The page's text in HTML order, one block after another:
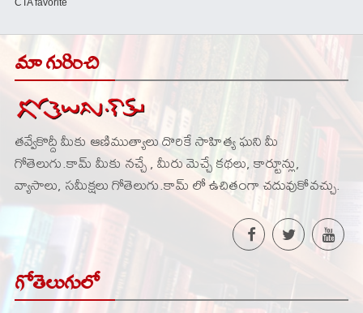
మా గురించి
తవ్వేకొద్దీ మీకు ఆణిముత్యాలు దొరికే సాహిత్య ఘని మీ
గోతెలుగు.కామ్ మీకు నచ్చే , మీరు మెచ్చే కథలు, కార్టూన్లు,
వ్యాసాలు, సమీక్షలు గోతెలుగు.కామ్ లో ఉచితంగా చదువుకోవచ్చు.
గోతెలుగులో